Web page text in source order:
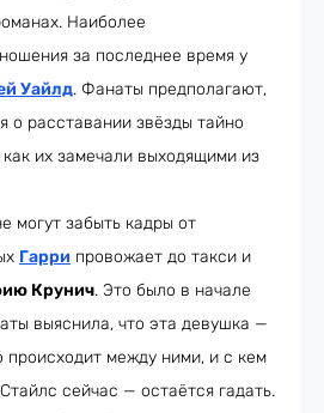
Наиболее
за последнее время у
Уайлд. Фанаты предполагают,
о расставании звёзды тайно
их замечали выходящими из
могут забыть кадры от
Гарри провожает до такси и
Крунич. Это было в начале
выяснила, что эта девушка —
между ними, и с кем
сейчас — остаётся гадать.